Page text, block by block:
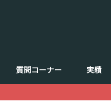
質問コーナー 実績